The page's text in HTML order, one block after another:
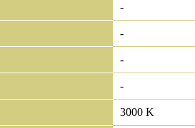
-
-
-
-
3000 K